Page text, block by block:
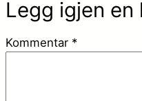
Legg igjen
Kommentar *